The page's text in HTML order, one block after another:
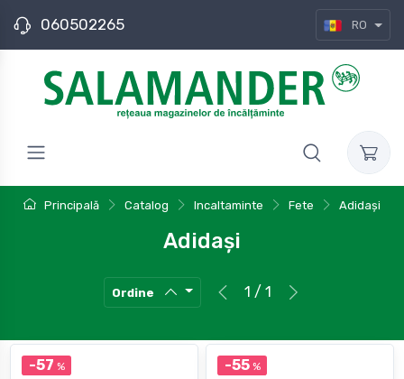
060502265 RO
Principală Catalog Incaltaminte Fete Adidași
Adidași
Ordine 1 / 1
-57 % -55%